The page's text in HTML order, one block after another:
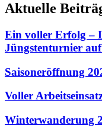
Aktuelle
Ein voller Erfolg –
Jüngstenturnier
Saisoneröffnung
Voller
Winterwanderung